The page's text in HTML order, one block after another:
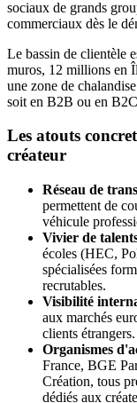
sociaux de grands
commerciaux dès le
Le bassin de clientèle
muros, 12 millions en
une zone de
soit en B2B ou en
Les atouts
créateur
Réseau de
permettent de
véhicule
Vivier de
écoles (HEC,
spécialisées
recrutables.
Visibilité
aux marchés
clients étrangers.
Organismes
France, BGE
Création, tous
dédiés aux